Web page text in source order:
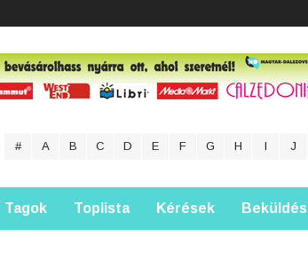
# A B C D E F G H I J
Tagok Toplista Kérések Beküldés